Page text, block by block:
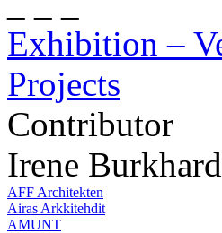
Exhibition –
Projects
Contributor
Irene
AFF Architekten
Airas Arkkitehdit
AMUNT